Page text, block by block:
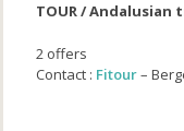
TOUR / Andalusian
2 offers
Contact : Fitour–